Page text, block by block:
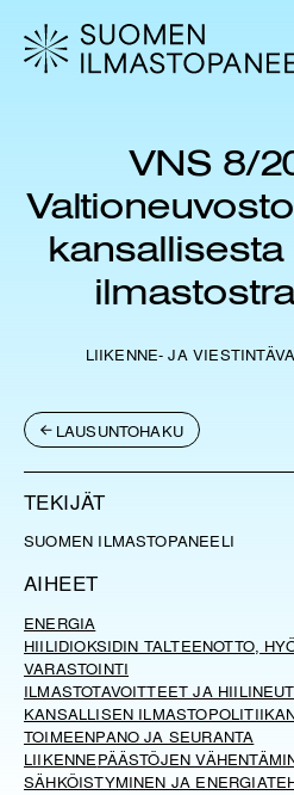
VNS 8/
LIIKENNE- JA
LAUSUNTOHAKU
TEKIJÄT
SUOMEN ILMASTOPANEELI
AIHEET
ENERGIA
HIILIDIOKSIDIN TALTEENOTTO,
VARASTOINTI
ILMASTOTAVOITTEET JA
KANSALLISEN
TOIMEENPANO JA SEURANTA
LIIKENNEPÄÄSTÖJEN
SÄHKÖISTYMINEN JA